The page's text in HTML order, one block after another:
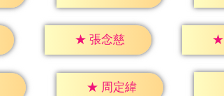
★ 張念慈 ★
★ 周定緯